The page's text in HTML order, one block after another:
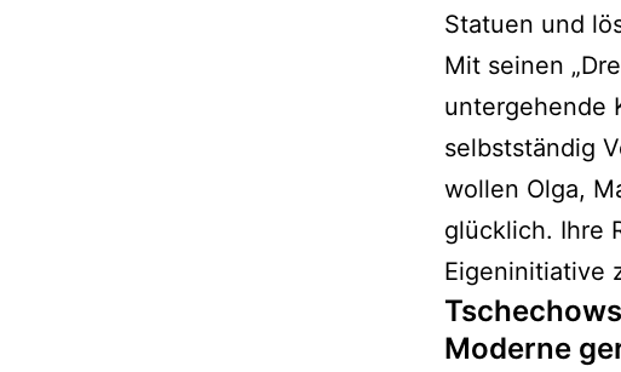
Statuen und
Mit seinen
untergehende
selbstständig
wollen Olga,
glücklich. Ihre
Eigeninitiative
Moderne